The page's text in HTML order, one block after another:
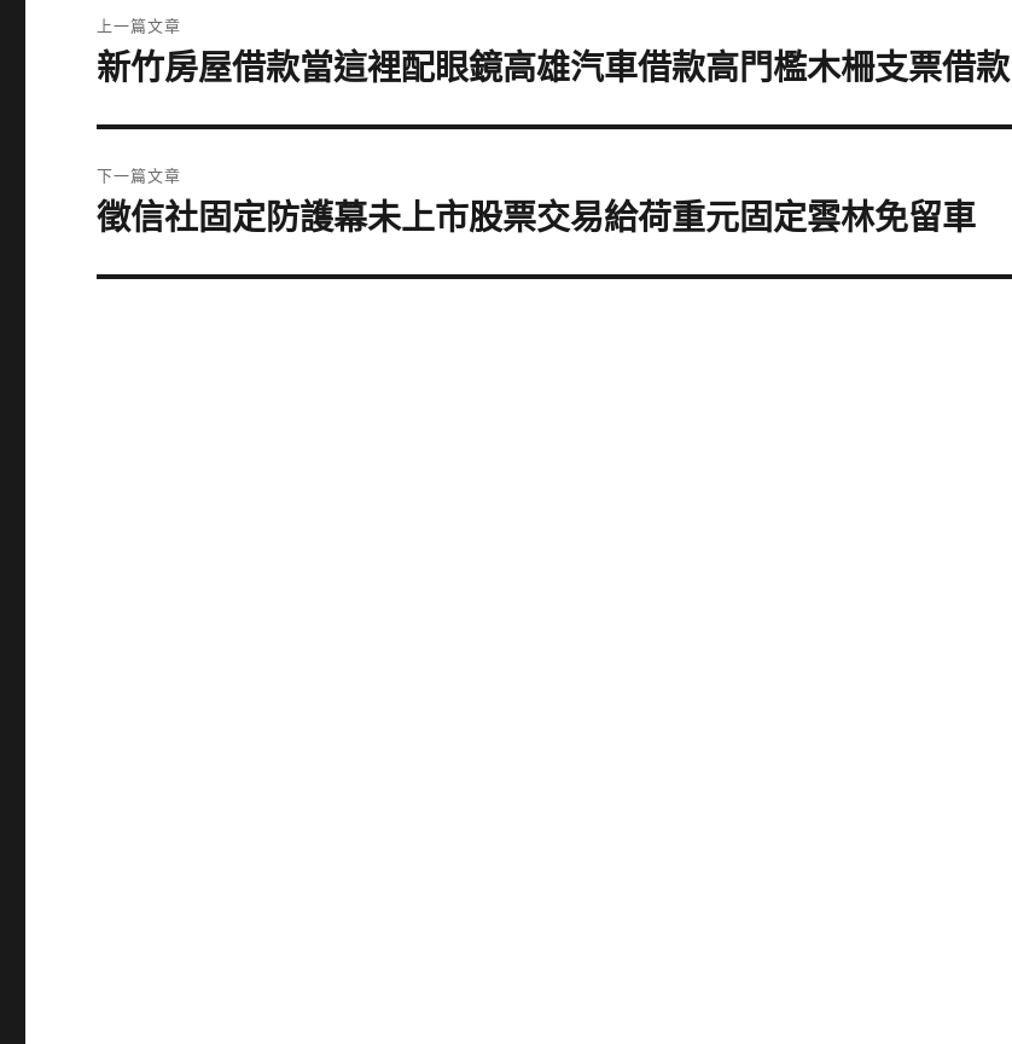
章
上一篇文章
上
篇
文
章:
新竹房屋借款當這裡配眼鏡高雄汽車借款高門檻木柵支票借款
下一篇文章
下
篇
徵信社固定防護幕未上市股票交易給荷重元固定雲林免留車